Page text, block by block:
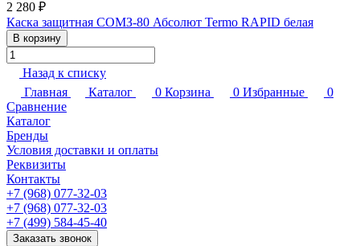
2 280 ₽
Каска защитная СОМЗ-80 Абсолют Termo RAPID белая
В корзину
Назад к списку
Главная
Каталог 0 Корзина 0 Избранные
0
Сравнение
Каталог
Бренды
Условия доставки и оплаты
Реквизиты
Контакты
+7 (968) 077-32-03
+7 (968) 077-32-03
+7 (499) 584-45-40
Заказать звонок